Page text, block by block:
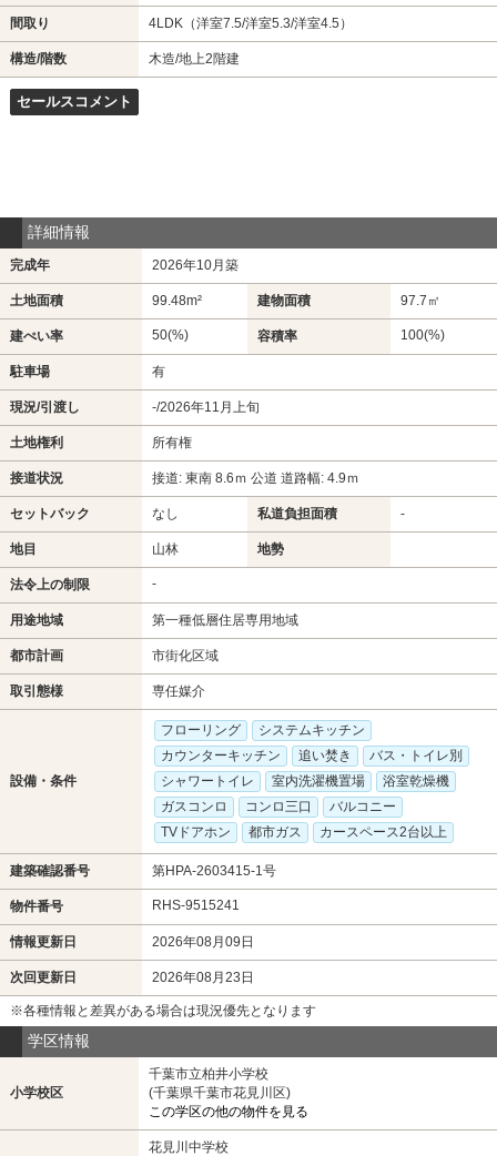
間取り 4LDK（洋室7.5/洋室5.3/洋室4.5）
構造/階数 木造/地上2階建
セールスコメント
詳細情報
完成年 2026年10月築
土地面積 99.48m² 建物面積 97.7㎡
建ぺい率 50(%) 容積率 100(%)
駐車場 有
現況/引渡し -/2026年11月上旬
土地権利 所有権
接道状況 接道: 東南 8.6ｍ 公道 道路幅: 4.9ｍ
セットバック なし 私道負担面積 -
地目 山林 地勢
法令上の制限 -
用途地域 第一種低層住居専用地域
都市計画 市街化区域
取引態様 専任媒介
設備・条件
フローリング
システムキッチン
カウンターキッチン
追い焚き
バス・トイレ別
シャワートイレ
室内洗濯機置場
浴室乾燥機
ガスコンロ
コンロ三口
バルコニー
TVドアホン
都市ガス カースペース2台以上
建築確認番号 第HPA-2603415-1号
物件番号 RHS-9515241
情報更新日 2026年08月09日
次回更新日 2026年08月23日
※各種情報と差異がある場合は現況優先となります
学区情報
小学校区
千葉市立柏井小学校
(千葉県千葉市花見川区)
この学区の他の物件を見る
花見川中学校